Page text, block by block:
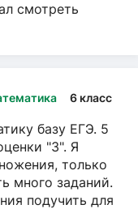
смотреть
6 класс
базу ЕГЭ. 5
"3". Я
только
много заданий.
подучить для